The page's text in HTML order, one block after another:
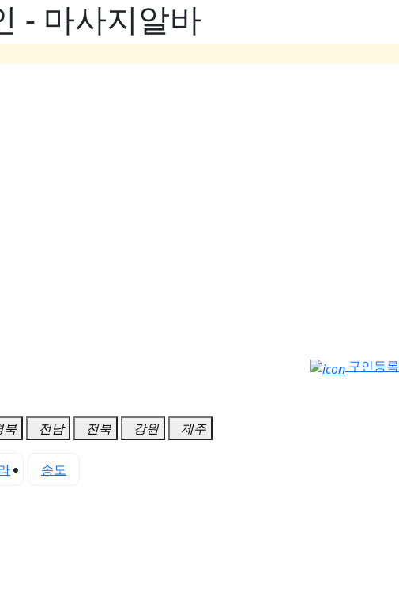
- 마사지알바
구인등록
북 전남 전북 강원 제주
송도